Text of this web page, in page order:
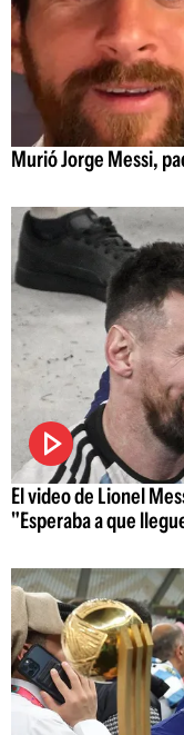
Murió Jorge Messi,
El video de Lionel
"Esperaba a que